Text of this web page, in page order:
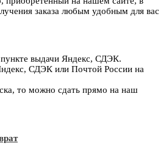
заказа любым удобным для вас
выдачи Яндекс, СДЭК.
СДЭК или Почтой России на
то можно сдать прямо на наш